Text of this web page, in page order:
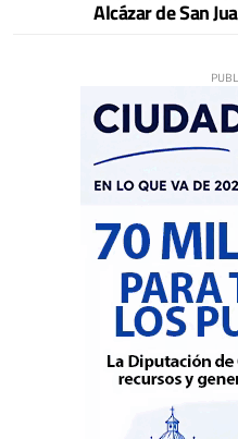
Alcázar de San